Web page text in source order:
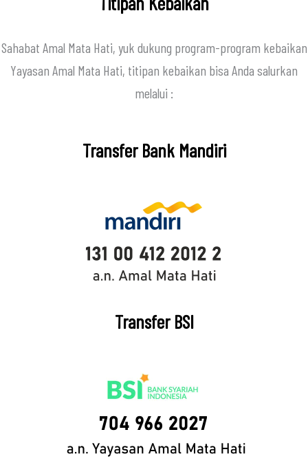
Sahabat Amal Mata Hati, yuk dukung program-program kebaikan
Yayasan Amal Mata Hati, titipan kebaikan bisa Anda salurkan
melalui :
Transfer Bank Mandiri
Transfer BSI